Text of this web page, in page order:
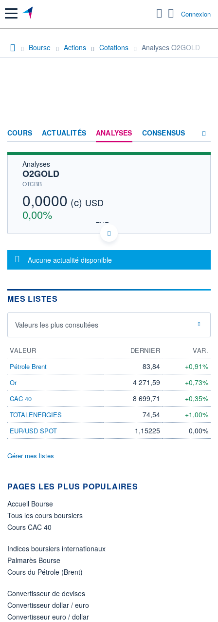
Menu Connexion
Bourse Actions Cotations Analyses O2GOLD
COURS ACTUALITÉS ANALYSES CONSENSUS
Analyses
O2GOLD
OTCBB
0,0000 (c) USD
0,00%
0,0000 EUR
DONNÉES TEMPS DIFFÉRÉ
Politique d'exécution
Cotation sur les autres places
0,0000
0,0000 0,0000
VOLUME
0 0,00%
VALORISATION
LIMITE À LA
BAISSE
0,0000
LIMITE À LA
0,0000
ESTIMÉ 2026
- -
DERNIER
ÉCHANGE
-
ÉLIGIBILITÉ
Non éligible
+ PORTEFEUILLE
Message d'information
Aucune actualité disponible
MES LISTES
Valeurs les plus consultées
VALEUR DERNIER
VAR.
Pétrole Brent
83,84 +0,91%
Or 4 271,59 +0,73%
CAC 40 8 699,71 +0,35%
TOTALENERGIES 74,54 +1,00%
EUR/USD SPOT 1,15225 0,00%
Gérer mes listes
PAGES LES PLUS POPULAIRES
Accueil Bourse
Tous les cours boursiers
Cours CAC 40
Indices boursiers internationaux
Palmarès Bourse
Cours du Pétrole (Brent)
Convertisseur de devises
Convertisseur dollar / euro
Convertisseur euro / dollar